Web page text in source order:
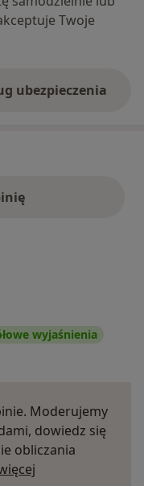
Twoje
ubezpieczenia
wyjaśnienia
Moderujemy
dowiedz się
obliczania